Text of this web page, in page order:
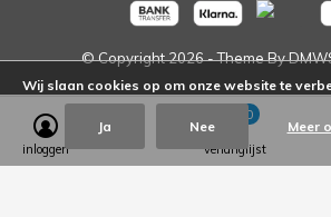
© Copyright2026- Theme By
inloggen verlanglijst
0
Wij slaan cookies op om onze website te
Ja Nee Meer